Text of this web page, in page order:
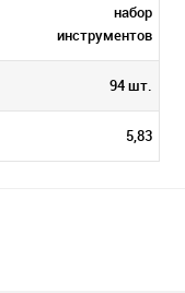
набор
инструментов
94 шт.
5,83